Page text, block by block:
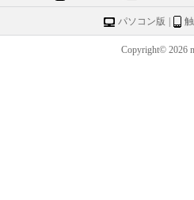
パソコン版
Copyright© 2026